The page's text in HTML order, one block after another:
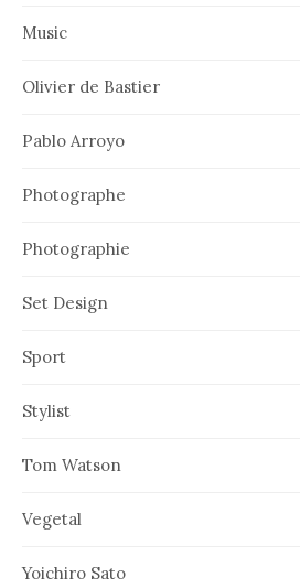
Music
Olivier de Bastier
Pablo Arroyo
Photographe
Photographie
Set Design
Sport
Stylist
Tom Watson
Vegetal
Yoichiro Sato